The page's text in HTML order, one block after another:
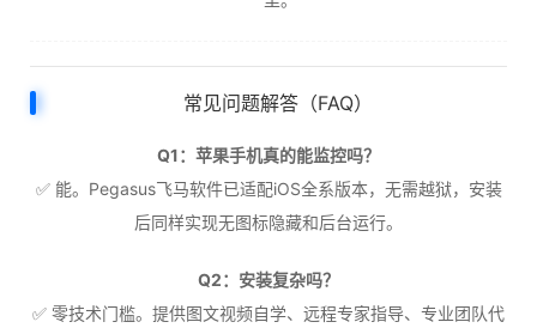
常见问题解答（FAQ）
Q1：苹果手机真的能监控吗？
✅ 能。Pegasus飞马软件已适配iOS全系版本，无需越狱，安装
后同样实现无图标隐藏和后台运行。
Q2：安装复杂吗？
✅ 零技术门槛。提供图文视频自学、远程专家指导、专业团队代